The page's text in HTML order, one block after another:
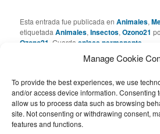
Manage Cookie
To provide the best experiences, we use
and/or access device information. Consenting
allow us to process data such as browsing
site. Not consenting or withdrawing consent,
features and functions.
Esta entrada fue publicada enAnimales,
etiquetadaAnimales,Insectos,Ozono21
Ozono21 . Guardaenlace permanente
Deja una respuesta
Lo siento, debes estar conectadopara
comentario.